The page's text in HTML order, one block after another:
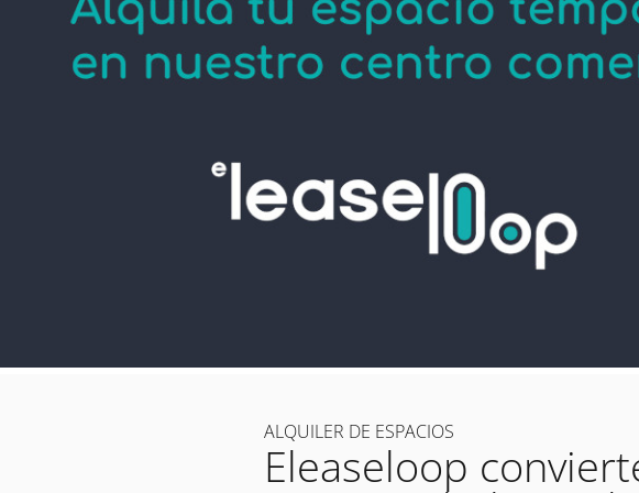
ALQUILER DE ESPACIOS
Eleaseloop